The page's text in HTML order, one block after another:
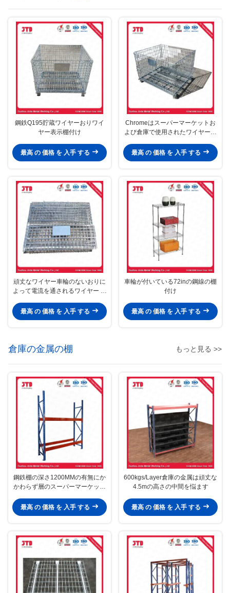
鋼鉄Q195貯蔵ワイヤーおりワイ
ヤー表示棚付け
最高 の 価格 を 入手 する
Chromeはスーパーマーケットお
よび倉庫で使用されたワイヤーお
た
最高 の 価格 を 入手 する
頑丈なワイヤー車輪のないおりに
よって電流を通されるワイヤー パ
最高 の 価格 を 入手 する
車輪が付いている72inの鋼線の棚
付け
最高 の 価格 を 入手 する
倉庫の金属の棚 もっと見る >>
鋼鉄棚の深さ1200MMの有無にか
かわらず層のスーパーマーケット
最高 の 価格 を 入手 する
600kgs/Layer倉庫の金属は頑丈な
4.5mの高さの中間を悩ます
最高 の 価格 を 入手 する